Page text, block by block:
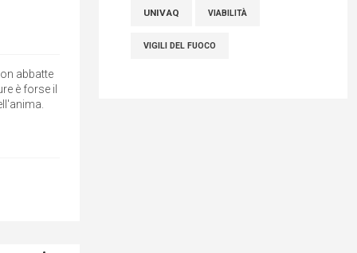
abbatte
è forse il
UNIVAQ VIABILITÀ
VIGILI DEL FUOCO